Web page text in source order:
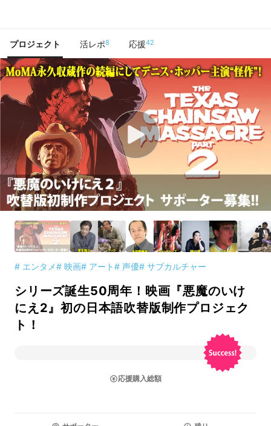
プロジェクト 活レポ8 応援42
# エンタメ# 映画# アート# 声優# サブカルチャー
シリーズ誕生50周年！映画『悪魔のいけ
にえ2』初の日本語吹替版制作プロジェク
ト！
応援購入総額